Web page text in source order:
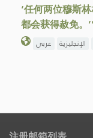
‘任何两位穆斯
都会获得赦免。
عربي الإنجليزية